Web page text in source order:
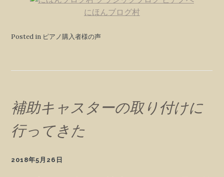
にほんブログ村
Posted in ピアノ購入者様の声
補助キャスターの取り付けに
行ってきた
2018年5月26日